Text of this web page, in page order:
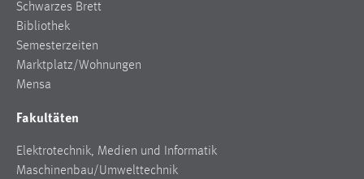
Schwarzes Brett
Bibliothek
Semesterzeiten
Marktplatz/Wohnungen
Mensa
Fakultäten
Elektrotechnik, Medien und Informatik
Maschinenbau/Umwelttechnik